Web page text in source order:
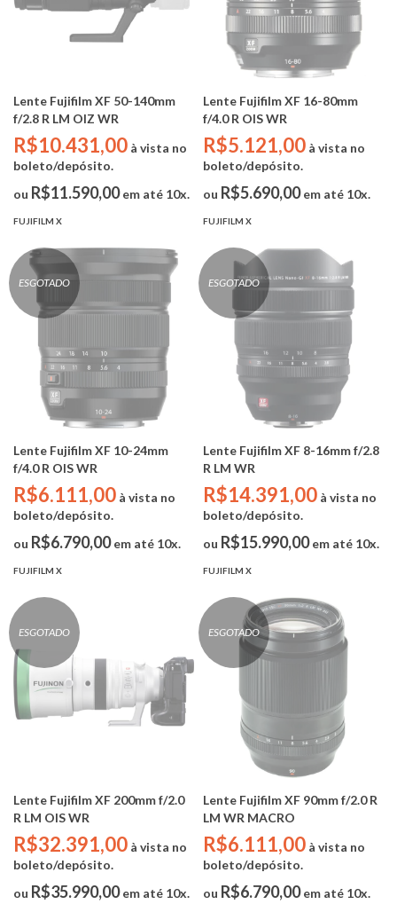
Lente Fujifilm XF 50-140mm
f/2.8 R LM OIZ WR
R$10.431,00 à vista no
boleto/depósito.
ou R$11.590,00em até 10x.
FUJIFILM X
Lente Fujifilm XF 16-80mm
f/4.0 R OIS WR
R$5.121,00 à vista no
boleto/depósito.
ou R$5.690,00em até 10x.
FUJIFILM X
ESGOTADO
Lente Fujifilm XF 10-24mm
f/4.0 R OIS WR
R$6.111,00 à vista no
boleto/depósito.
ou R$6.790,00em até 10x.
FUJIFILM X
ESGOTADO
Lente Fujifilm XF 8-16mm f/2.8
R LM WR
R$14.391,00 à vista no
boleto/depósito.
ou R$15.990,00em até 10x.
FUJIFILM X
ESGOTADO
Lente Fujifilm XF 200mm f/2.0
R LM OIS WR
R$32.391,00 à vista no
boleto/depósito.
ou R$35.990,00em até 10x.
ESGOTADO
Lente Fujifilm XF 90mm f/2.0 R
LM WR MACRO
R$6.111,00 à vista no
boleto/depósito.
ou R$6.790,00em até 10x.